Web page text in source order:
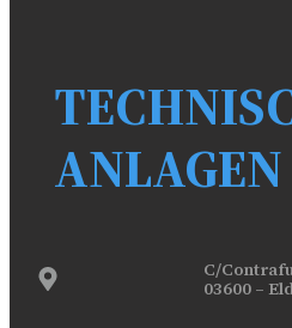
ANLAGEN
C/
03600 –